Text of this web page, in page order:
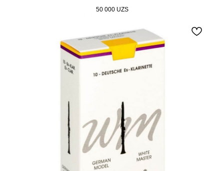
50 000 UZS